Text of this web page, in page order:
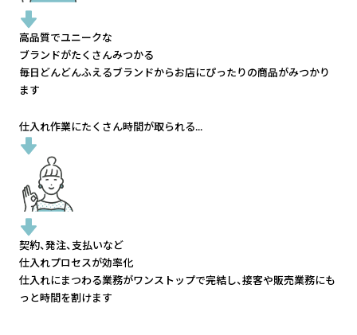
高品質でユニークな
ブランドがたくさんみつかる
毎日どんどんふえるブランドからお店にぴったりの商品がみつかり
ます
仕入れ作業にたくさん時間が取られる...
契約、発注、支払いなど
仕入れプロセスが効率化
仕入れにまつわる業務がワンストップで完結し、接客や販売業務にも
っと時間を割けます